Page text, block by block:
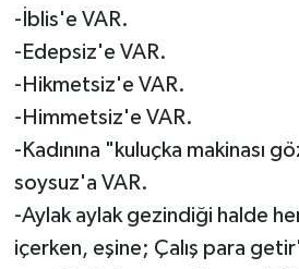
-İblis'e VAR.
-Edepsiz'e VAR.
-Hikmetsiz'e VAR.
-Himmetsiz'e VAR.
-Kadınına "kuluçka makinası
soysuz'a VAR.
-Aylak aylak gezindiği halde her
içerken, eşine; Çalış para